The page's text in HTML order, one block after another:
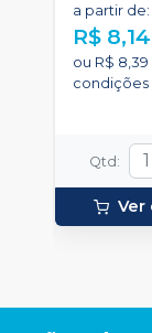
a partir de:
R$ 8,14
ou R$ 8,39
condições
Qtd:
Ver